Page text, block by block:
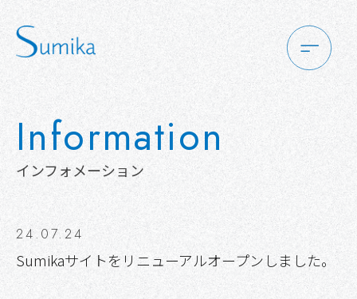
Information
インフォメーション
24.07.24
Sumikaサイトをリニューアルオープンしました。